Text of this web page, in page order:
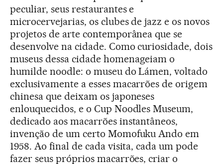
peculiar, seus restaurantes e
microcervejarias, os clubes de jazz e os novos
projetos de arte contemporânea que se
desenvolve na cidade. Como curiosidade, dois
museus dessa cidade homenageiam o
humilde noodle: o museu do Lámen, voltado
exclusivamente a esses macarrões de origem
chinesa que deixam os japoneses
enlouquecidos, e o Cup Noodles Museum,
dedicado aos macarrões instantâneos,
invenção de um certo Momofuku Ando em
1958. Ao final de cada visita, cada um pode
fazer seus próprios macarrões, criar o